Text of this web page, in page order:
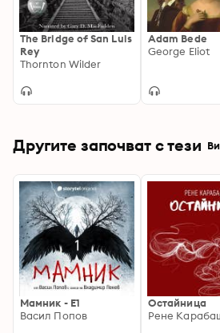
The Bridge of San Luis
Rey
Thornton Wilder
Adam Bede
George Eliot
Другите започват с тези
Мамник - E1
Васил Попов
Остайница
Рене